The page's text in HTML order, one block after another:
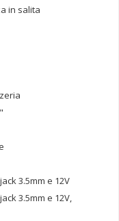
in salita
3.5mm e 12V
3.5mm e 12V,